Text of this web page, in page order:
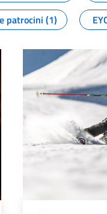
patrocini (1)